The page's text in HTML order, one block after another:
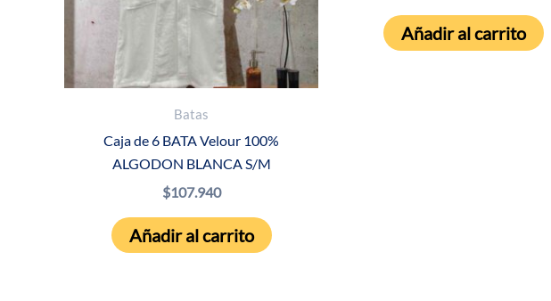
Batas
Caja de 6 BATA Velour 100%
ALGODON BLANCA S/M
$107.940
Añadir al carrito
Añadir al carrito